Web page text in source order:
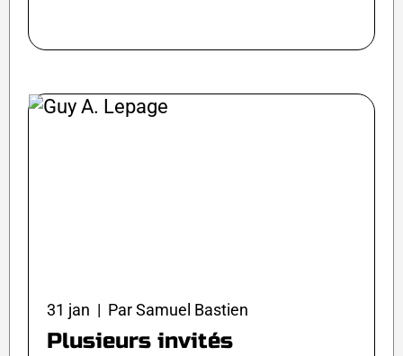
31 jan | Par Samuel Bastien
Plusieurs invités